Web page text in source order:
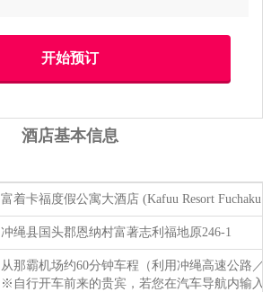
酒店基本信息
富着卡福度假公寓大酒店 (Kafuu Resort Fuchaku
冲绳县国头郡恩纳村富著志利福地原246-1
从那霸机场约60分钟车程（利用冲绳高速公路
※自行开车前来的贵宾，若您在汽车导航内输入